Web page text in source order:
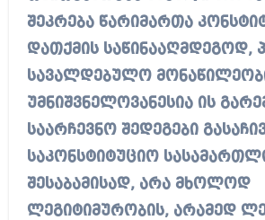
შეკრება წარიმართა
დათქმის საწინააღმდეგოდ,
სავალდებულო
უმნიშვნელოვანესია ის
საარჩევნო შედეგები
საკონსტიტუციო
შესაბამისად, არა მხოლოდ
ლეგიტიმურობის, არამედ